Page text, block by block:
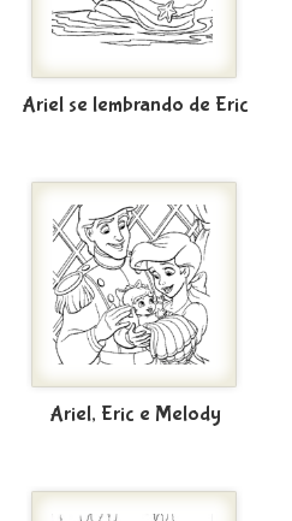
Ariel se lembrando de Eric
Ariel, Eric e Melody